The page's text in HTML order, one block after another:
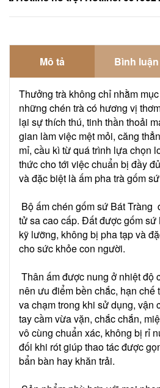
Mô tả Bình luận
Thưởng trà không chỉ nhằm
những chén trà có hương vị
lại sự thích thú, tinh thần thoải
gian làm việc mệt mỏi, căng
mỉ, cầu kì từ quá trình lựa chọn
thức cho tới việc chuẩn bị đầy
và đặc biệt là ấm pha trà gốm
Bộ ấm chén gốm sứ Bát Tràng
tử sa cao cấp. Đất được gốm sứ
kỹ lưỡng, không bị pha tạp và
cho sức khỏe con người.
Thân ấm được nung ở nhiệt độ
nên ưu điểm bền chắc, hạn chế
va chạm trong khi sử dụng, vận
tay cầm vừa vặn, chắc chắn,
vô cùng chuẩn xác, không bị rỉ
đối khi rót giúp thao tác được
bẩn bàn hay khăn trải.